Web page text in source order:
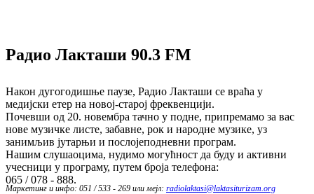
Радио Лакташи 90.3 FM
Након дугогодишње паузе, Радио Лакташи се враћа у
медијски етер на новој-старој фреквенцији.
Почевши од 20. новембра тачно у подне, припремамо за вас
нове музичке листе, забавне, рок и народне музике, уз
занимљив јутарњи и послојеподневни програм.
Нашим слушаоцима, нудимо могућност да буду и активни
учесници у програму, путем броја телефона:
065 / 078 - 888.
Маркетинг и инфо: 051 / 533 - 269 или мејл: radiolaktasi@laktasiturizam.org